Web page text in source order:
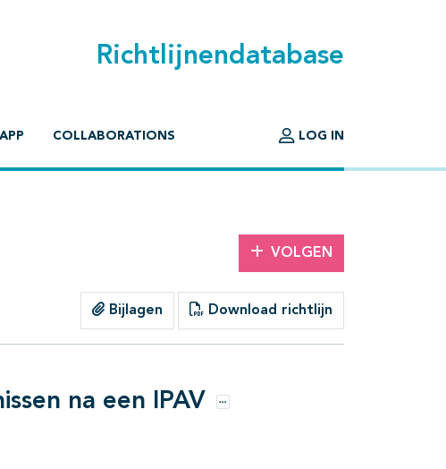
Richtlijnendatabase
APP COLLABORATIONS LOG IN
VOLGEN
Bijlagen Download richtlijn
na een IPAV Opties